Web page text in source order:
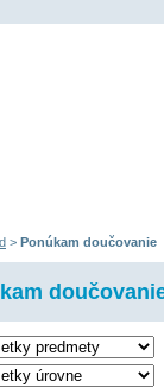
> Ponúkam doučovanie